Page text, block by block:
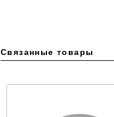
Связанные товары